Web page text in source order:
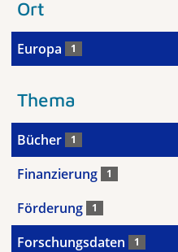
Ort
Europa 1
Thema
Bücher 1
Finanzierung 1
Förderung 1
Forschungsdaten 1